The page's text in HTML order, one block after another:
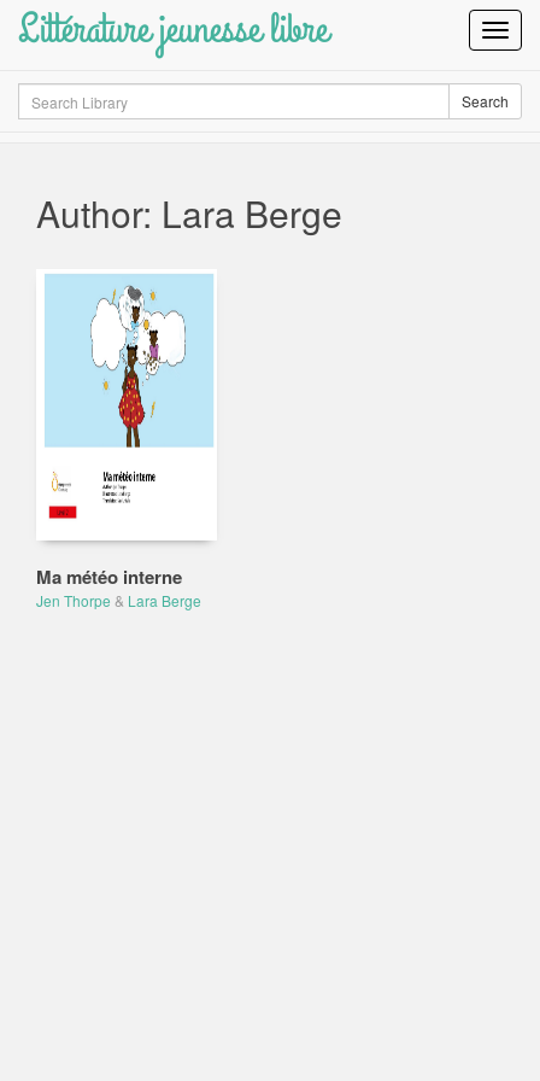
Littérature jeunesse libre
Search Search
Author: Lara Berge
Ma météo interne
Jen Thorpe & Lara Berge